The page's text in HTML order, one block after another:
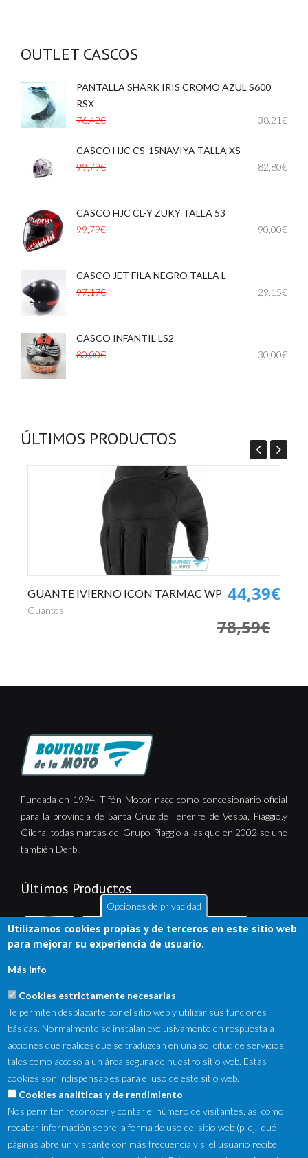
OUTLET CASCOS
PANTALLA SHARK IRIS CROMO AZUL S600
RSX
76,42€
38,21€
CASCO HJC CS-15NAVIYA TALLA XS
99,79€
82,80€
CASCO HJC CL-Y ZUKY TALLA 53
99,79€
90,00€
CASCO JET FILA NEGRO TALLA L
97,17€
29,15€
CASCO INFANTIL LS2
80,00€
30,00€
ÚLTIMOS PRODUCTOS
GUANTE IVIERNO ICON TARMAC WP
Guantes
44,39€
78,59€
Fundada en 1994, Tifón Motor nace como concesionario oficial
para la provincia de Santa Cruz de Tenerife de Vespa, Piaggio,y
Gilera, todas marcas del Grupo Piaggio a las que en 2002 se une
también Derbi.
Últimos Productos
NewsLetter
Suscríbete a nuestro Newsletter y recibe en tu correo
electrónico las ofertas destacadas y novedades.
Opciones de privacidad
Utilizamos cookies propias y de terceros en este sitio web
para mejorar su experiencia de usuario.
Más info
Cookies estrictamente necesarias
Te permiten desplazarte por el sitio web y utilizar sus funciones
básicas. Normalmente se instalan exclusivamente en respuesta a
acciones que realices que se traduzcan en una solicitud de servicios,
tales como acceso a un área segura de nuestro sitio web. Estas
cookies son indispensables para el uso de este sitio web.
Cookies analíticas y de rendimiento
Nos permiten reconocer y contar el número de visitantes, así como
recabar información sobre la forma de uso del sitio web (p. ej., qué
páginas abre un visitante con más frecuencia y si el usuario recibe